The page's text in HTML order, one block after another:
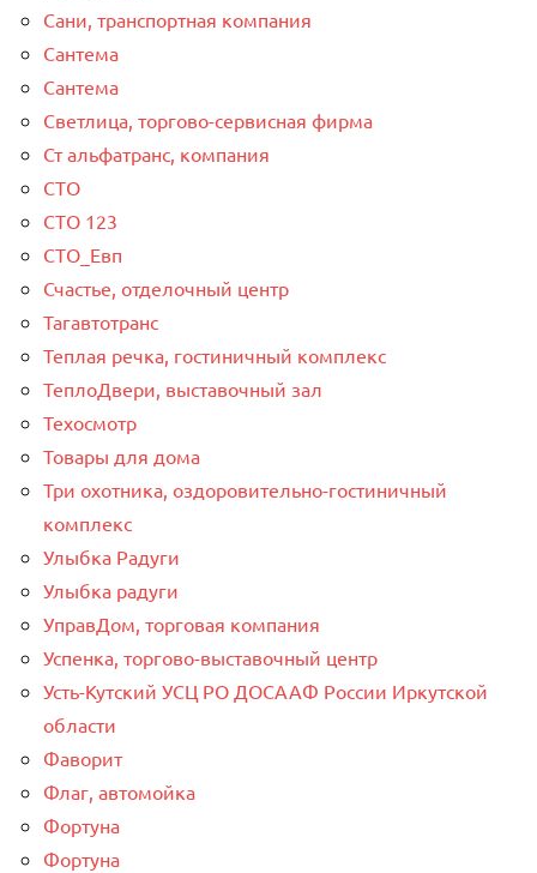
Сани, транспортная компания
Сантема
Сантема
Светлица, торгово-сервисная фирма
Ст альфатранс, компания
СТО
СТО 123
СТО_Евп
Счастье, отделочный центр
Тагавтотранс
Теплая речка, гостиничный комплекс
ТеплоДвери, выставочный зал
Техосмотр
Товары для дома
Три охотника, оздоровительно-гостиничный
комплекс
Улыбка Радуги
Улыбка радуги
УправДом, торговая компания
Успенка, торгово-выставочный центр
Усть-Кутский УСЦ РО ДОСААФ России Иркутской
области
Фаворит
Флаг, автомойка
Фортуна
Фортуна